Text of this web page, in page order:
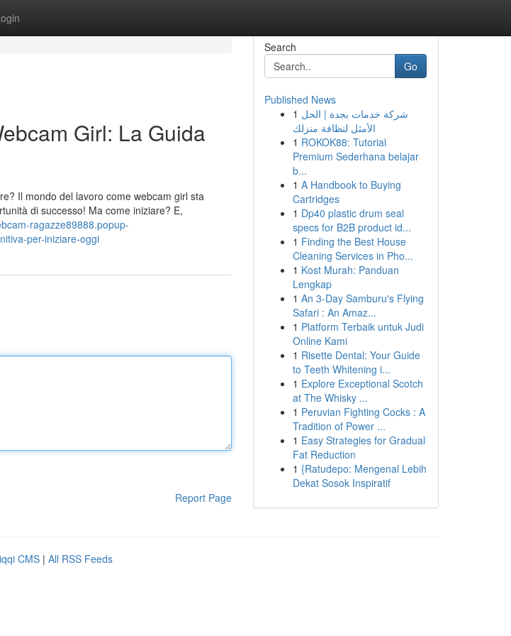
Girl: La Guida
Il mondo del lavoro come webcam girl sta
di successo! Ma come iniziare? E,
ragazze89888.popup-
per-iniziare-oggi
Report Page
Search
Go
Published News
1 شركة خدمات بجدة | الحل
الأمثل لنظافة منزلك
1 ROKOK88: Tutorial
Premium Sederhana belajar
b...
1 A Handbook to Buying
Cartridges
1 Dp40 plastic drum seal
specs for B2B product id...
1 Finding the Best House
Cleaning Services in Pho...
1 Kost Murah: Panduan
Lengkap
1 An 3-Day Samburu's Flying
Safari : An Amaz...
1 Platform Terbaik untuk Judi
Online Kami
1 Risette Dental: Your Guide
to Teeth Whitening i...
1 Explore Exceptional Scotch
at The Whisky ...
1 Peruvian Fighting Cocks : A
Tradition of Power ...
1 Easy Strategies for Gradual
Fat Reduction
1 {Ratudepo: Mengenal Lebih
Dekat Sosok Inspiratif
CMS | All RSS Feeds